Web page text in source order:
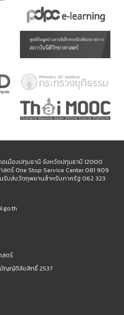
อเมืองปทุมธานี จังหวัดปทุมธานี 12000
ตร์ One Stop Service Center 081 909
นรับส่งวัตถุพยานสำหรับภาครัฐ 062 323
สตร์
บัญญัติลิขสิทธิ์ 2537